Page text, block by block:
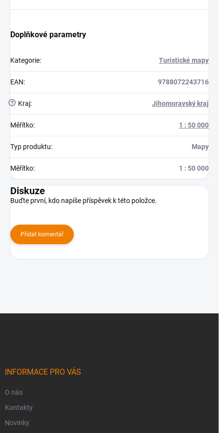
Doplňkové parametry
Kategorie: Turistické mapy
EAN: 9788072243716
? Kraj: Jihomoravský kraj
Měřítko: 1 : 50 000
Typ produktu: Mapy
Měřítko: 1 : 50 000
Diskuze
Buďte první, kdo napíše příspěvek k této položce.
Přidat komentář
INFORMACE PRO VÁS
O nás
Kontakty
Novinky